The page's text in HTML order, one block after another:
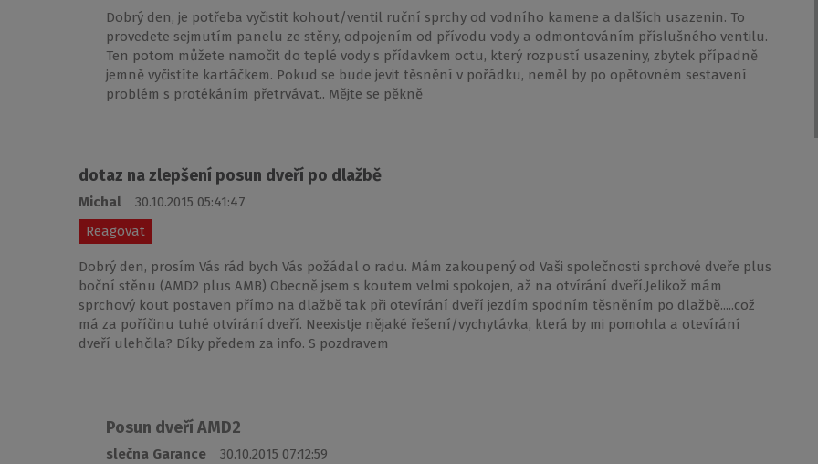
Dobrý den, je potřeba vyčistit kohout/ventil ruční sprchy od vodního kamene a dalších usazenin. To
provedete sejmutím panelu ze stěny, odpojením od přívodu vody a odmontováním příslušného ventilu.
Ten potom můžete namočit do teplé vody s přídavkem octu, který rozpustí usazeniny, zbytek případně
jemně vyčistíte kartáčkem. Pokud se bude jevit těsnění v pořádku, neměl by po opětovném sestavení
problém s protékáním přetrvávat.. Mějte se pěkně
dotaz na zlepšení posun dveří po dlažbě
Michal
30.10.2015 05:41:47
Reagovat
Dobrý den, prosím Vás rád bych Vás požádal o radu. Mám zakoupený od Vaši společnosti sprchové dveře plus
boční stěnu (AMD2 plus AMB) Obecně jsem s koutem velmi spokojen, až na otvírání dveří.Jelikož mám
sprchový kout postaven přímo na dlažbě tak při otevírání dveří jezdím spodním těsněním po dlažbě.....což
má za poříčinu tuhé otvírání dveří. Neexistje nějaké řešení/vychytávka, která by mi pomohla a otevírání
dveří ulehčila? Díky předem za info. S pozdravem
Posun dveří AMD2
slečna Garance
30.10.2015 07:12:59